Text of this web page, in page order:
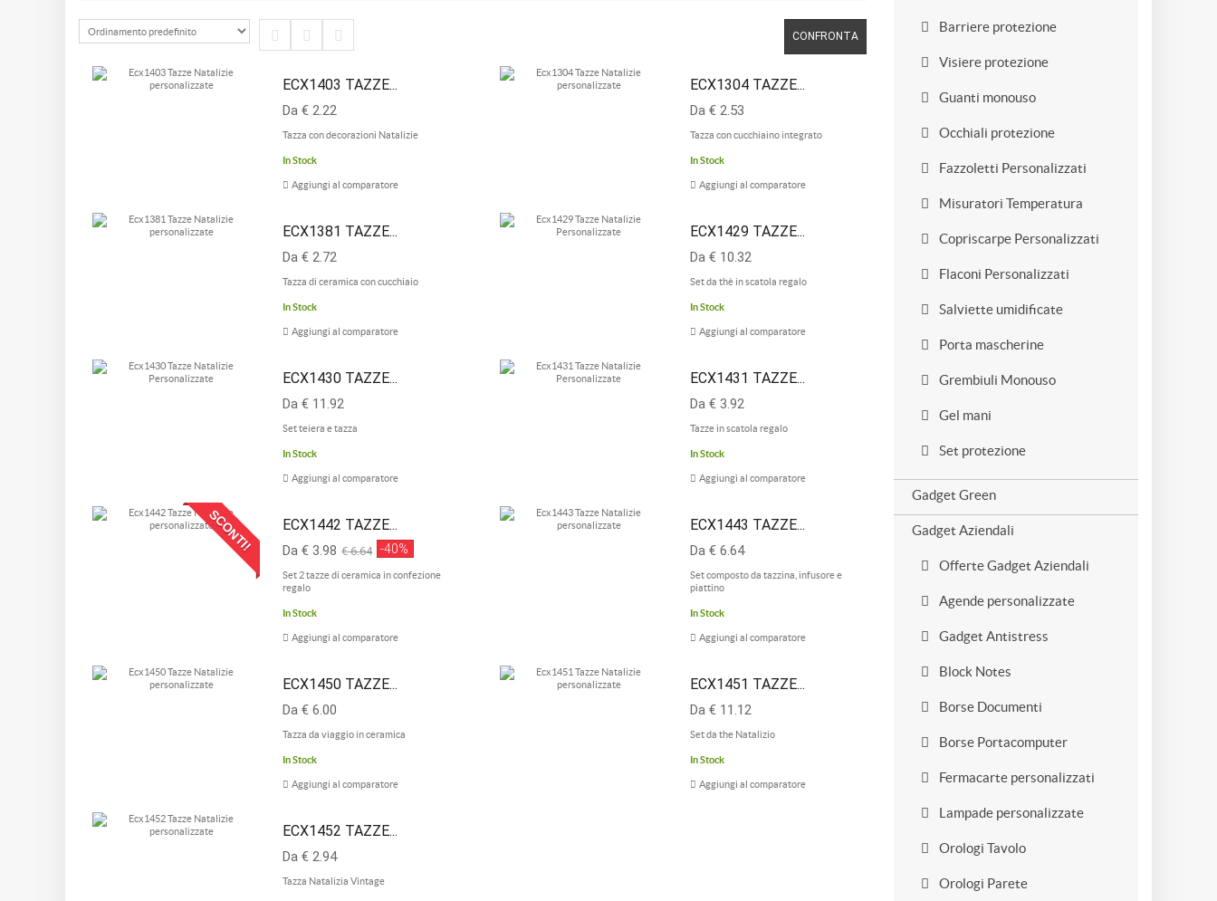
CONFRONTA
ECX1403 TAZZE...
Da € 2.22
Tazza con decorazioni Natalizie
In Stock
Aggiungi al comparatore
ECX1304 TAZZE...
Da € 2.53
Tazza con cucchiaino integrato
In Stock
Aggiungi al comparatore
ECX1381 TAZZE...
Da € 2.72
Tazza di ceramica con cucchiaio
In Stock
Aggiungi al comparatore
ECX1429 TAZZE...
Da € 10.32
Set da thè in scatola regalo
In Stock
Aggiungi al comparatore
ECX1430 TAZZE...
Da € 11.92
Set teiera e tazza
In Stock
Aggiungi al comparatore
ECX1431 TAZZE...
Da € 3.92
Tazze in scatola regalo
In Stock
Aggiungi al comparatore
SCONTI! ECX1442 TAZZE...
Da € 3.98 € 6.64 -40%
Set 2 tazze di ceramica in confezione
regalo
In Stock
Aggiungi al comparatore
ECX1443 TAZZE...
Da € 6.64
Set composto da tazzina, infusore e
piattino
In Stock
Aggiungi al comparatore
ECX1450 TAZZE...
Da € 6.00
Tazza da viaggio in ceramica
In Stock
Aggiungi al comparatore
ECX1451 TAZZE...
Da € 11.12
Set da the Natalizio
In Stock
Aggiungi al comparatore
ECX1452 TAZZE...
Da € 2.94
Tazza Natalizia Vintage
Barriere protezione
Visiere protezione
Guanti monouso
Occhiali protezione
Fazzoletti Personalizzati
Misuratori Temperatura
Copriscarpe Personalizzati
Flaconi Personalizzati
Salviette umidificate
Porta mascherine
Grembiuli Monouso
Gel mani
Set protezione
Gadget Green
Gadget Aziendali
Offerte Gadget Aziendali
Agende personalizzate
Gadget Antistress
Block Notes
Borse Documenti
Borse Portacomputer
Fermacarte personalizzati
Lampade personalizzate
Orologi Tavolo
Orologi Parete